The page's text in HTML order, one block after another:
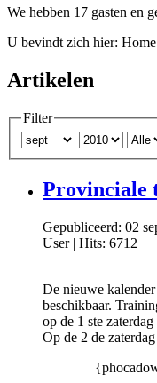
We hebben 17 gasten en
U bevindt zich hier: Home
Artikelen
Filter
Provinciale
Gepubliceerd: 02
User| Hits: 6712
De nieuwe
beschikbaar.
op de 1 ste
Op de 2 de